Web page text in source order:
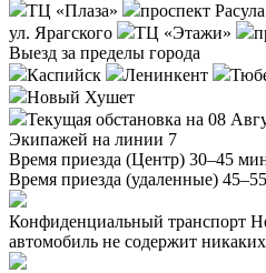
ТЦ «Плаза»
проспект
ул. Ярагского
ТЦ «Этажи»
Выезд за пределы города
Каспийск
Ленинкент
Новый Хушет
Текущая обстановка на 08
Экипажей на линии 7
Время приезда (Центр) 30–45
Время приезда (удаленные)
Конфиденциальный транспорт
автомобиль не содержит